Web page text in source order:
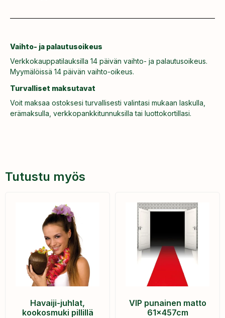
Vaihto- ja palautusoikeus
Verkkokauppatilauksilla 14 päivän vaihto- ja palautusoikeus.
Myymälöissä 14 päivän vaihto-oikeus.
Turvalliset maksutavat
Voit maksaa ostoksesi turvallisesti valintasi mukaan laskulla,
erämaksulla, verkkopankkitunnuksilla tai luottokortillasi.
Tutustu myös
Havaiji-juhlat,
kookosmuki pillillä
VIP punainen matto
61x457cm